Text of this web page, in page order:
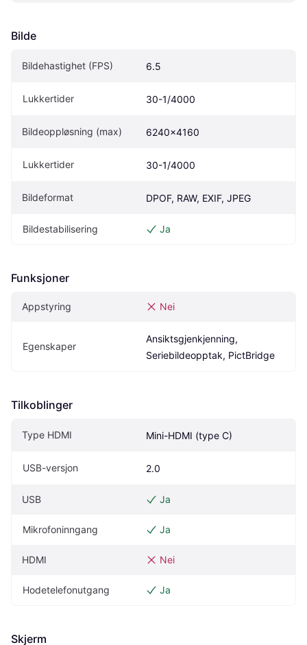
Bilde
Bildehastighet (FPS) 6.5
Lukkertider 30-1/4000
Bildeoppløsning (max) 6240x4160
Lukkertider 30-1/4000
Bildeformat DPOF, RAW, EXIF, JPEG
Bildestabilisering Ja
Funksjoner
Appstyring Nei
Egenskaper
Ansiktsgjenkjenning,
Seriebildeopptak, PictBridge
Tilkoblinger
Type HDMI Mini-HDMI (type C)
USB-versjon 2.0
USB Ja
Mikrofoninngang Ja
HDMI Nei
Hodetelefonutgang Ja
Skjerm